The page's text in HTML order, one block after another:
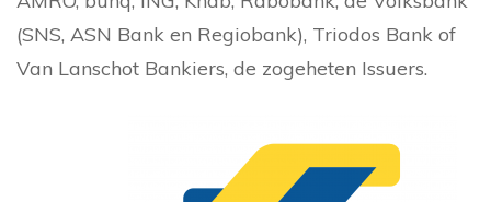
(SNS, ASN Bank en Regiobank), Triodos Bank of
Van Lanschot Bankiers, de zogeheten Issuers.